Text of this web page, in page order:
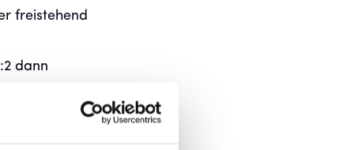
freistehend
dann